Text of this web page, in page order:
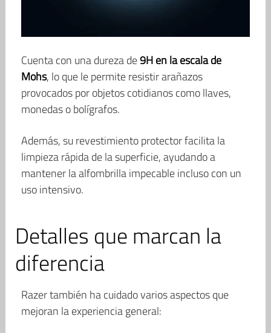
Cuenta con una dureza de9H en la escala de
Mohs, lo que le permite resistir arañazos
provocados por objetos cotidianos como llaves,
monedas o bolígrafos.
Además, su revestimiento protector facilita la
limpieza rápida de la superficie, ayudando a
mantener la alfombrilla impecable incluso con un
uso intensivo.
Detalles que marcan la
diferencia
Razer también ha cuidado varios aspectos que
mejoran la experiencia general: